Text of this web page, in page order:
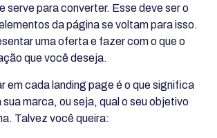
serve para converter. Esse deve ser o
da página se voltam para isso.
uma oferta e fazer com o que o
que você deseja.
em cada landing page é o que significa
marca, ou seja, qual o seu objetivo
Talvez você queira: